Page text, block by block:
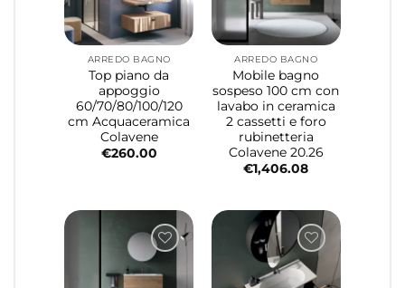
ARREDO BAGNO
Top piano da
appoggio
60/70/80/100/120
cm Acquaceramica
Colavene
€260.00
ARREDO BAGNO
Mobile bagno
sospeso 100 cm con
lavabo in ceramica
2 cassetti e foro
rubinetteria
Colavene 20.26
€1,406.08